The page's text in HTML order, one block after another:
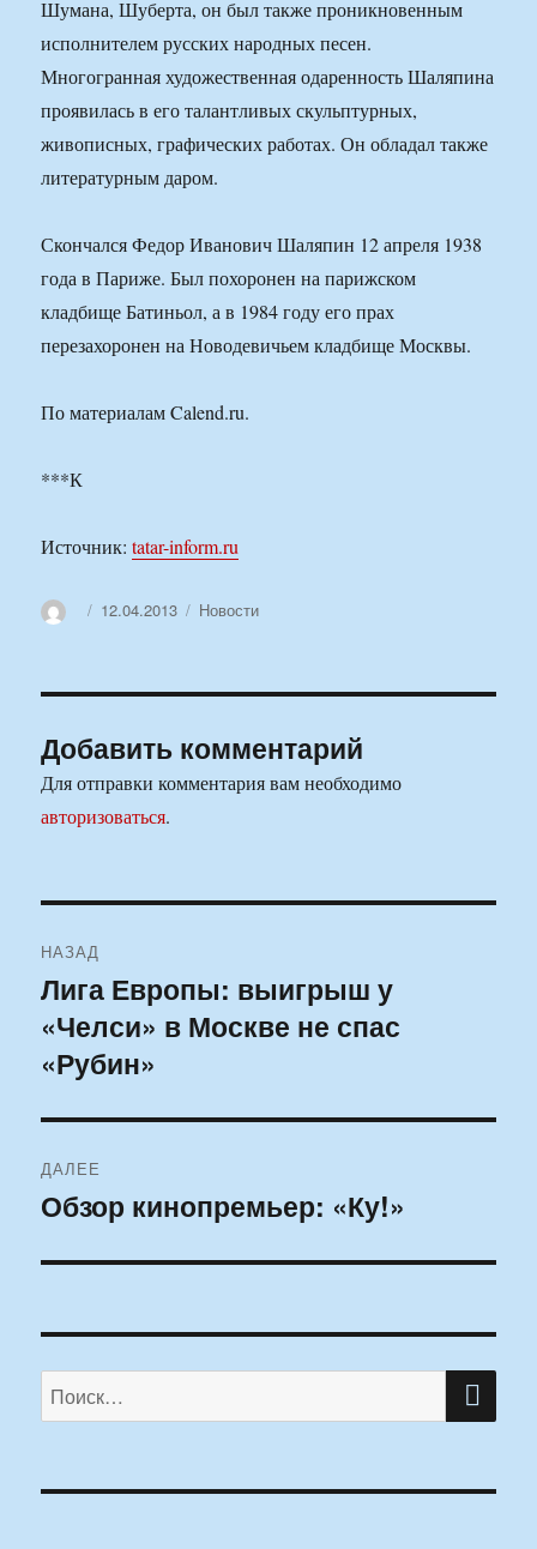
Шумана, Шуберта, он был также проникновенным
исполнителем русских народных песен.
Многогранная художественная одаренность Шаляпина
проявилась в его талантливых скульптурных,
живописных, графических работах. Он обладал также
литературным даром.
Скончался Федор Иванович Шаляпин 12 апреля 1938
года в Париже. Был похоронен на парижском
кладбище Батиньол, а в 1984 году его прах
перезахоронен на Новодевичьем кладбище Москвы.
По материалам Calend.ru.
***К
Источник:tatar-inform.ru
АвторОпубликовано
12.04.2013 Рубрики
Новости
Добавить комментарий
Для отправки комментария вам необходимо
авторизоваться.
по
записям
НАЗАД
Предыдущая
запись:
Лига Европы: выигрыш у
«Челси» в Москве не спас
«Рубин»
ДАЛЕЕ
Следующая
Обзор кинопремьер: «Ку!»
Искать: